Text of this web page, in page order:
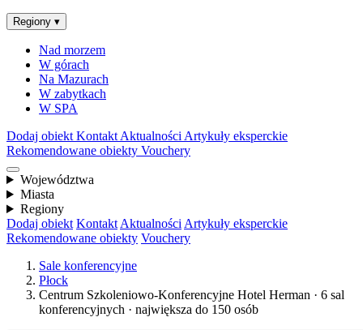
Regiony ▾
Nad morzem
W górach
Na Mazurach
W zabytkach
W SPA
Dodaj obiekt Kontakt Aktualności Artykuły eksperckie
Rekomendowane obiekty Vouchery
Województwa
Miasta
Regiony
Dodaj obiekt Kontakt Aktualności Artykuły eksperckie
Rekomendowane obiekty Vouchery
Sale konferencyjne
Płock
Centrum Szkoleniowo-Konferencyjne Hotel Herman · 6 sal
konferencyjnych · największa do 150 osób